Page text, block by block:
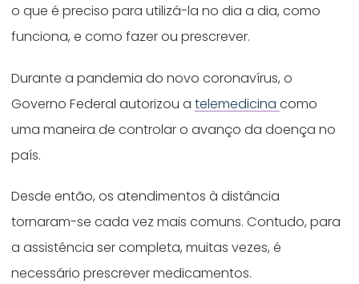
o que é preciso para utilizá-la no dia a dia, como
funciona, e como fazer ou prescrever.
Durante a pandemia do novo coronavírus, o
Governo Federal autorizou atelemedicinacomo
uma maneira de controlar o avanço da doença no
país.
Desde então, os atendimentos à distância
tornaram-se cada vez mais comuns. Contudo, para
a assistência ser completa, muitas vezes, é
necessário prescrever medicamentos.